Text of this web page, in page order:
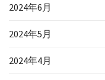
2024年6月
2024年5月
2024年4月